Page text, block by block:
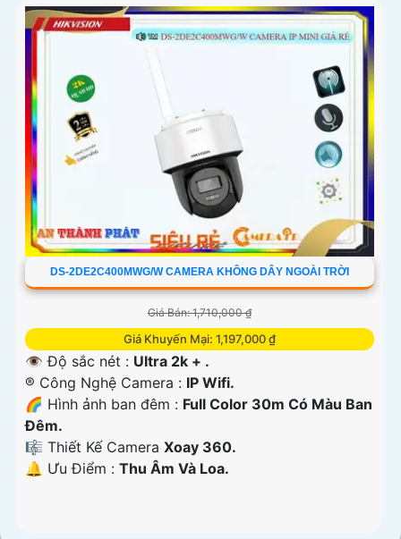
DS-2DE2C400MWG/W CAMERA KHÔNG DÂY NGOÀI TRỜI
Giá Bán: 1,710,000 ₫
Giá Khuyến Mại: 1,197,000 ₫
👁 Độ sắc nét : Ultra 2k + .
®️ Công Nghệ Camera : IP Wifi.
🌈 Hình ảnh ban đêm : Full Color 30m Có Màu Ban
Ðêm.
🎼️ Thiết Kế Camera Xoay 360.
️🔔 Ưu Điểm : Thu Âm Và Loa.